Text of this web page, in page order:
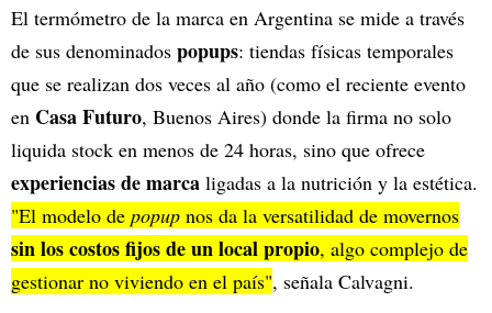
El termómetro de la marca en Argentina se mide a través
de sus denominados popups: tiendas físicas temporales
que se realizan dos veces al año (como el reciente evento
en Casa Futuro, Buenos Aires) donde la firma no solo
liquida stock en menos de 24 horas, sino que ofrece
experiencias de marca ligadas a la nutrición y la estética.
"El modelo de popup nos da la versatilidad de movernos
sin los costos fijos de un local propio, algo complejo de
gestionar no viviendo en el país", señala Calvagni.